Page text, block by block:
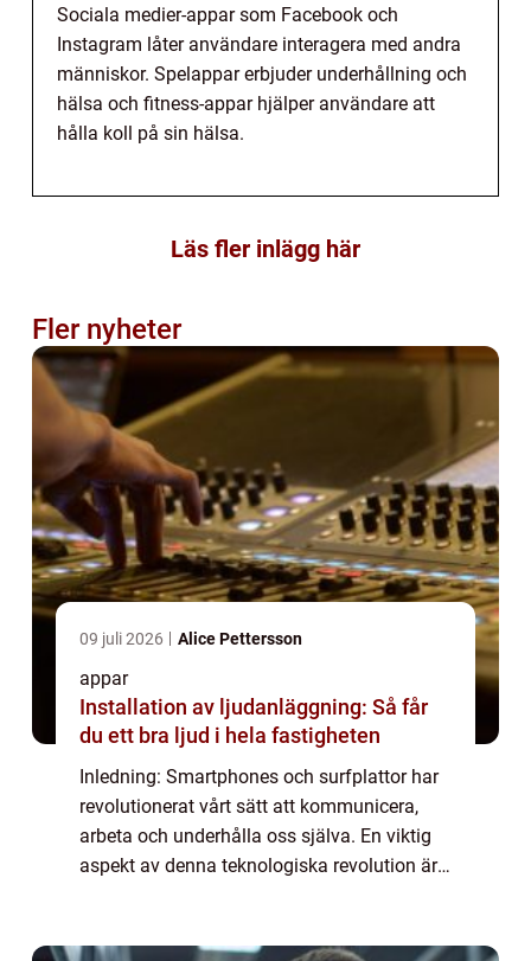
Sociala medier-appar som Facebook och
Instagram låter användare interagera med andra
människor. Spelappar erbjuder underhållning och
hälsa och fitness-appar hjälper användare att
hålla koll på sin hälsa.
Läs fler inlägg här
Fler nyheter
09 juli 2026 Alice Pettersson
appar
Installation av ljudanläggning: Så får
du ett bra ljud i hela fastigheten
Inledning: Smartphones och surfplattor har
revolutionerat vårt sätt att kommunicera,
arbeta och underhålla oss själva. En viktig
aspekt av denna teknologiska revolution är